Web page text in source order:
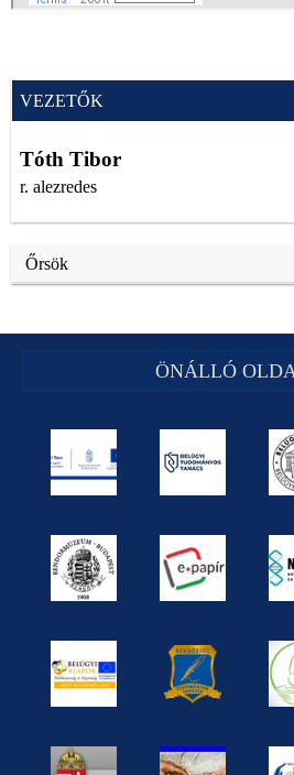
VEZETŐK
Tóth Tibor
r. alezredes
Őrsök
ÖNÁLLÓ